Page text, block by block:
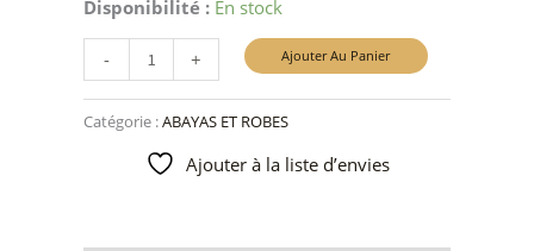
Disponibilité : En stock
- + Ajouter Au Panier
Catégorie :ABAYAS ET ROBES
Ajouter à la liste d’envies